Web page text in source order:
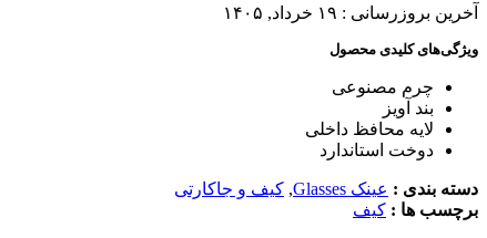
آخرین بروزرسانی : ۱۹ خرداد, ۱۴۰۵
ویژگی‌های کلیدی محصول
چرم مصنوعی
بند آویز
لایه محافظ داخلی
دوخت استاندارد
دسته بندی : عینک Glasses , کیف و جاکارتی
برچسب ها : کیف